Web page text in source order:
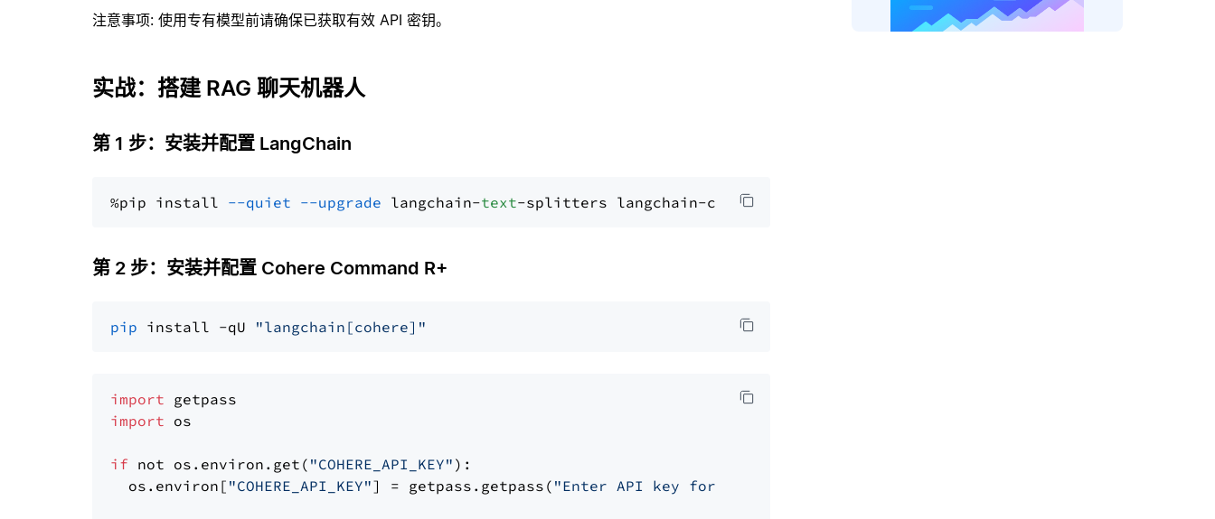
注意事项: 使用专有模型前请确保已获取有效 API 密钥。
实战：搭建 RAG 聊天机器人
第 1 步：安装并配置 LangChain
%pip install --quiet --upgrade langchain-text
第 2 步：安装并配置 Cohere Command R+
pip install -qU "langchain[cohere]"
import
import os
if not os.environ.get( "COHERE_API_KEY" ):
  os.environ[
"COHERE_API_KEY"] = getpass.getpass( "Enter API key for Cohere: "